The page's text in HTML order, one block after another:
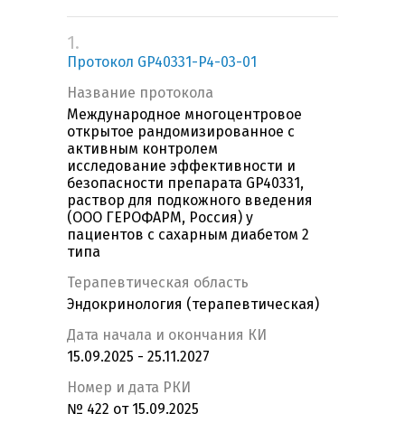
1.
Протокол GP40331-P4-03-01
Название протокола
Международное многоцентровое
открытое рандомизированное с
активным контролем
исследование эффективности и
безопасности препарата GP40331,
раствор для подкожного введения
(ООО ГЕРОФАРМ, Россия) у
пациентов с сахарным диабетом 2
типа
Терапевтическая область
Эндокринология (терапевтическая)
Дата начала и окончания КИ
15.09.2025 - 25.11.2027
Номер и дата РКИ
№ 422 от 15.09.2025